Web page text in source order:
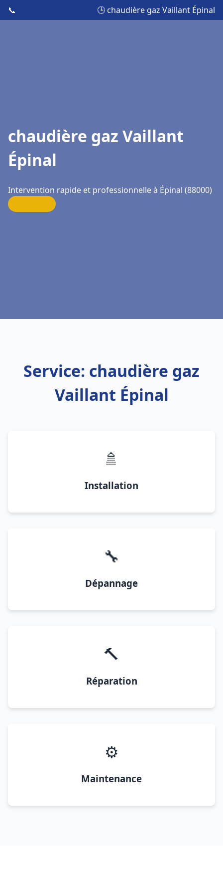
📞 🕒 chaudière gaz Vaillant Épinal
chaudière gaz Vaillant
Épinal
Intervention rapide et professionnelle à Épinal (88000)
Service: chaudière gaz
Vaillant Épinal
🚿
Installation
🔧
Dépannage
🔨
Réparation
⚙️
Maintenance